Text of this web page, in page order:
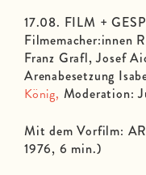
17.08. FILM +
Filmemacher:innen
Franz Grafl, Josef
Arenabesetzung
König, Moderation:
Mit dem Vorfilm:
1976, 6 min.)